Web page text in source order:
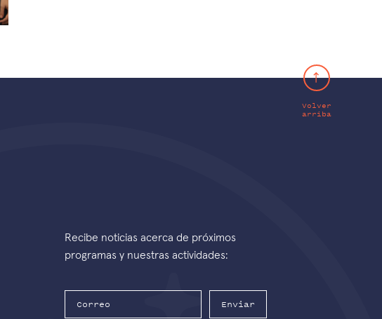
Volver
arriba
Recibe noticias acerca de próximos
programas y nuestras actividades:
Enviar